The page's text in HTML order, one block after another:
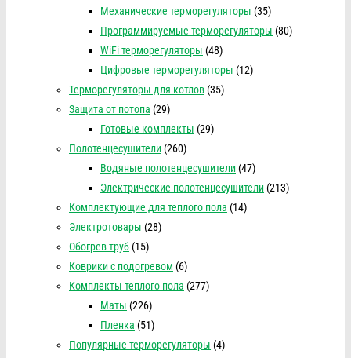
Механические терморегуляторы (35)
Программируемые терморегуляторы (80)
WiFi терморегуляторы (48)
Цифровые терморегуляторы (12)
Терморегуляторы для котлов (35)
Защита от потопа (29)
Готовые комплекты (29)
Полотенцесушители (260)
Водяные полотенцесушители (47)
Электрические полотенцесушители (213)
Комплектующие для теплого пола (14)
Электротовары (28)
Обогрев труб (15)
Коврики с подогревом (6)
Комплекты теплого пола (277)
Маты (226)
Пленка (51)
Популярные терморегуляторы (4)